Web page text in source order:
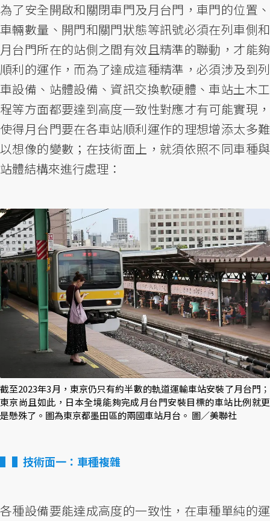
為了安全開啟和關閉車門及月台門，車門的位置、
車輛數量、開門和關門狀態等訊號必須在列車側和
月台門所在的站側之間有效且精準的聯動，才能夠
順利的運作，而為了達成這種精準，必須涉及到列
車設備、站體設備、資訊交換軟硬體、車站土木工
程等方面都要達到高度一致性對應才有可能實現，
使得月台門要在各車站順利運作的理想增添太多難
以想像的變數；在技術面上，就須依照不同車種與
站體結構來進行處理：
截至2023年3月，東京仍只有約半數的軌道運輸車站安裝了月台門；
東京尚且如此，日本全境能夠完成月台門安裝目標的車站比例就更
是懸殊了。圖為東京都墨田區的兩國車站月台。 圖／美聯社
▌技術面一：車種複雜
各種設備要能達成高度的一致性，在車種單純的運